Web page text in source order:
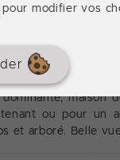
d'un petit bourg,
maison
ou pour un
et arboré. Belle
modifier vos